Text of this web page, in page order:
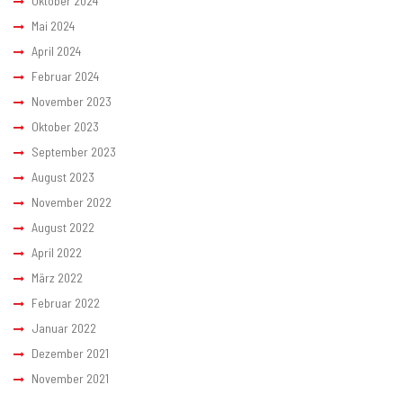
Mai 2024
April 2024
Februar 2024
November 2023
Oktober 2023
September 2023
August 2023
November 2022
August 2022
April 2022
März 2022
Februar 2022
Januar 2022
Dezember 2021
November 2021